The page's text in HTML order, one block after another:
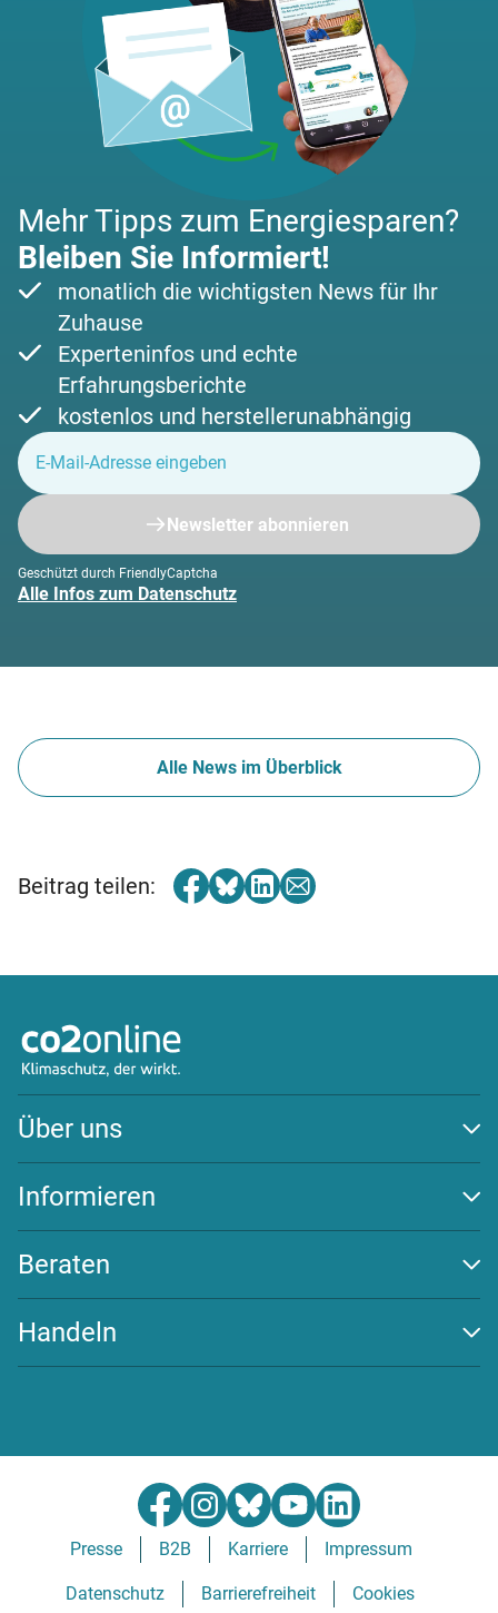
Mehr Tipps zum Energiesparen?
Bleiben Sie Informiert!
monatlich die wichtigsten News für Ihr
Zuhause
Experteninfos und echte
Erfahrungsberichte
kostenlos und herstellerunabhängig
Newsletter abonnieren
Geschützt durch FriendlyCaptcha
Alle Infos zum Datenschutz
Alle News im Überblick
Beitrag teilen:
Über uns
Auszeichnungen
Team
Transparenz
Wirksamkeit
Informieren
Klima schützen
Energiewende
Newsletter
Beraten
Beratungs-Tools
Challenges
FAQ
Handeln
Spenden
Presse B2B Karriere Impressum
Datenschutz Barrierefreiheit Cookies